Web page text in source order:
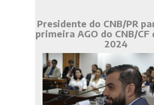
Presidente do CNB/PR
primeira AGO do CNB/CF
2024